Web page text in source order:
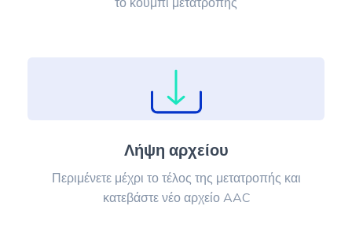
Λήψη αρχείου
Περιμένετε μέχρι το τέλος της μετατροπής και
κατεβάστε νέο αρχείο AAC